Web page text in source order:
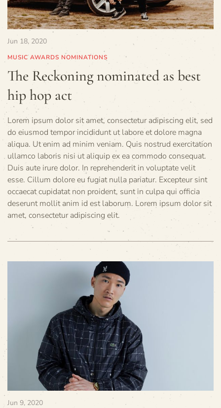
Jun 18, 2020
MUSIC AWARDS NOMINATIONS
The Reckoning nominated as best
hip hop act
Lorem ipsum dolor sit amet, consectetur adipiscing elit, sed
do eiusmod tempor incididunt ut labore et dolore magna
aliqua. Ut enim ad minim veniam. Quis nostrud exercitation
ullamco laboris nisi ut aliquip ex ea commodo consequat.
Duis aute irure dolor. In reprehenderit in voluptate velit
esse. Cillum dolore eu fugiat nulla pariatur. Excepteur sint
occaecat cupidatat non proident, sunt in culpa qui officia
deserunt mollit anim id est laborum. Lorem ipsum dolor sit
amet, consectetur adipiscing elit.
Jun 9, 2020